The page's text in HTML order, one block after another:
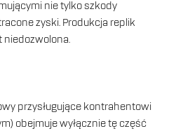
nie tylko szkody
zyski. Produkcja replik
niedozwolona.
przysługujące kontrahentowi
obejmuje wyłącznie tę część